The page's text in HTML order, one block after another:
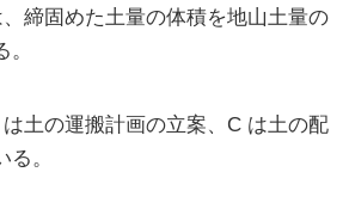
締固めた土量の体積を地山土量の
土の運搬計画の立案、C は土の配
。